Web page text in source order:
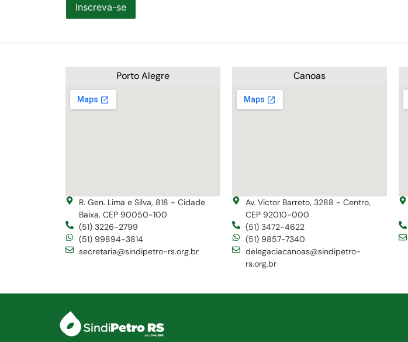
Inscreva-se
Porto Alegre
R. Gen. Lima e Silva, 818 - Cidade
Baixa, CEP 90050-100
(51) 3226-2799
(51) 99894-3814
secretaria@sindipetro-rs.org.br
Canoas
Av. Victor Barreto, 3288 - Centro,
CEP 92010-000
(51) 3472-4622
(51) 9857-7340
delegaciacanoas@sindipetro-
rs.org.br